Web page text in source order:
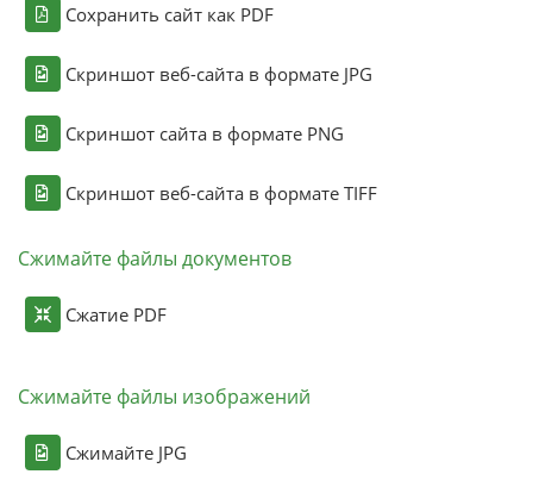
Сохранить сайт как PDF
Скриншот веб-сайта в формате JPG
Скриншот сайта в формате PNG
Скриншот веб-сайта в формате TIFF
Сжимайте файлы документов
Сжатие PDF
Сжимайте файлы изображений
Сжимайте JPG